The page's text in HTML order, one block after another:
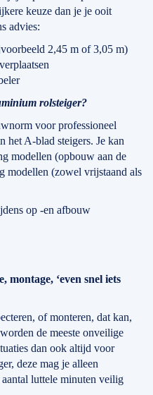
keuze dan je je ooit
advies:
2,45 m of 3,05 m)
rolsteiger?
voor professioneel
het A-blad steigers. Je kan
modellen (opbouw aan de
modellen (zowel vrijstaand als
op -en afbouw
montage, ‘even snel iets
of monteren, dat kan,
de meeste onveilige
dan ook altijd voor
deze mag je alleen
luttele minuten veilig